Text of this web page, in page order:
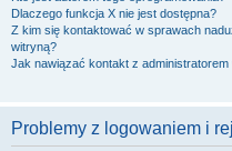
Dlaczego funkcja X nie jest dostępna?
Z kim się kontaktować w sprawach
witryną?
Jak nawiązać kontakt z administratorem
Problemy z logowaniem i